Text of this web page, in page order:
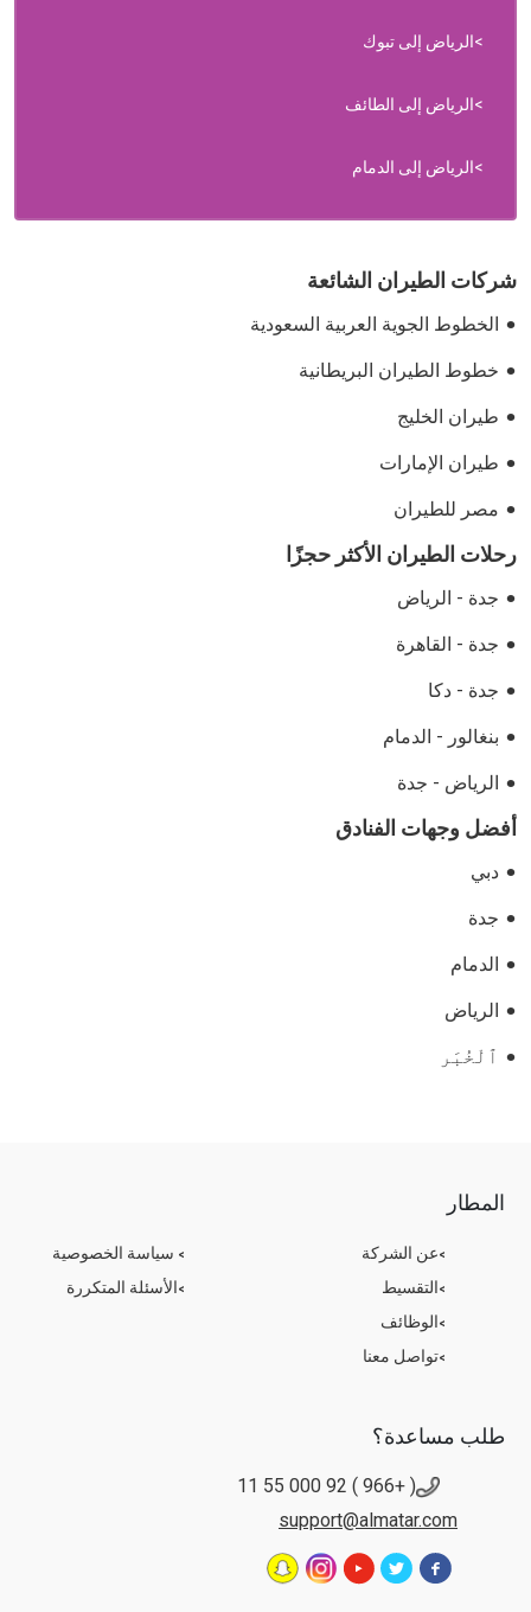
الرياض إلى تبوك
الرياض إلى الطائف
الرياض إلى الدمام
شركات الطيران الشائعة
الخطوط الجوية العربية السعودية
خطوط الطيران البريطانية
طيران الخليج
طيران الإمارات
مصر للطيران
رحلات الطيران الأكثر حجزًا
جدة - الرياض
جدة - القاهرة
جدة - دكا
بنغالور - الدمام
الرياض - جدة
أفضل وجهات الفنادق
دبي
جدة
الدمام
الرياض
ٱلْخُبَر
المطار
عن الشركة
التقسيط
الوظائف
سياسة الخصوصية
الأسئلة المتكررة
تواصل معنا
طلب مساعدة؟
( +966 ) 92 000 55 11
support@almatar.com